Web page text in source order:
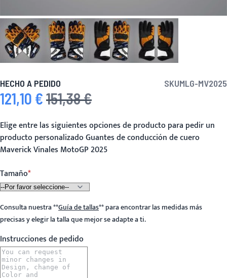
HECHO A PEDIDO SKUMLG-MV2025
Precio especial
121,10 € Precio habitual
151,38 €
Elige entre las siguientes opciones de producto para pedir un
producto personalizado Guantes de conducción de cuero
Maverick Vinales MotoGP 2025
Tamaño
Consulta nuestra**Guía de tallas**para encontrar las medidas más
precisas y elegir la talla que mejor se adapte a ti.
Instrucciones de pedido